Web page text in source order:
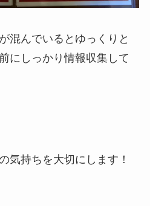
混んでいるとゆっくりと
にしっかり情報収集して
気持ちを大切にします！